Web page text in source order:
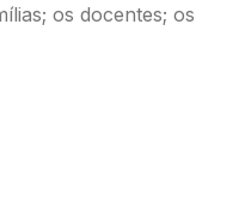
os docentes; os